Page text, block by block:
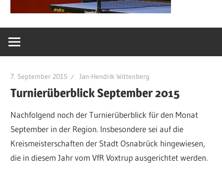
7. September 2015 Jan-Hendrik Wittenberg
Turnierüberblick September 2015
Nachfolgend noch der Turnierüberblick für den Monat
September in der Region. Insbesondere sei auf die
Kreismeisterschaften der Stadt Osnabrück hingewiesen,
die in diesem Jahr vom VfR Voxtrup ausgerichtet werden.